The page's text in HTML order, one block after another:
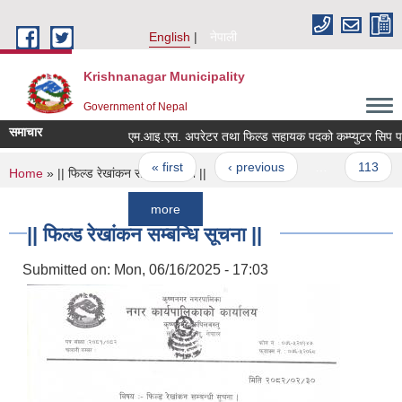
English
नेपाली
Krishnanagar Municipality
Government of Nepal
समाचार
Pages
« first ‹ previous
more
You are here
Home » || फिल्ड रेखांकन सम्बन्धि सूचना ||
|| फिल्ड रेखांकन सम्बन्धि सूचना ||
Submitted on: Mon, 06/16/2025 - 17:03